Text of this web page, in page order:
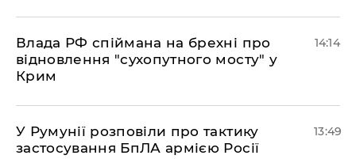
Влада РФ спіймана на брехні про
відновлення "сухопутного мосту" у
Крим
14:14
У Румунії розповіли про тактику
застосування БпЛА армією Росії
13:49